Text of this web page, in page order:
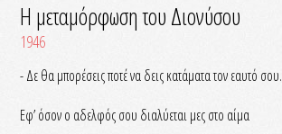
Η μεταμόρφωση του Διονύσου
1946
- Δε θα μπορέσεις ποτέ να δεις κατάματα τον εαυτό σου.
Εφ’ όσον ο αδελφός σου διαλύεται μες στο αίμα